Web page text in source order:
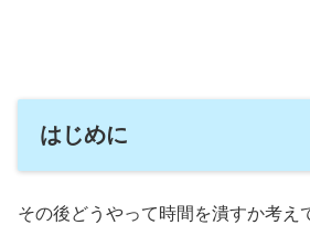
はじめに
その後どうやって時間を潰すか考え